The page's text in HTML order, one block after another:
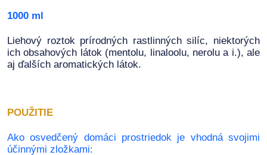
1000 ml
Liehový roztok prírodných rastlinných silíc, niektorých
ich obsahových látok (mentolu, linaloolu, nerolu a i.), ale
aj ďalších aromatických látok.
POUŽITIE
Ako osvedčený domáci prostriedok je vhodná svojimi
účinnými zložkami: